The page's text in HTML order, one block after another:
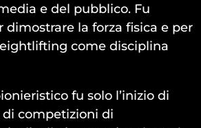
e del pubblico. Fu
dimostrare la forza fisica e per
come disciplina
fu solo l’inizio di
competizioni di